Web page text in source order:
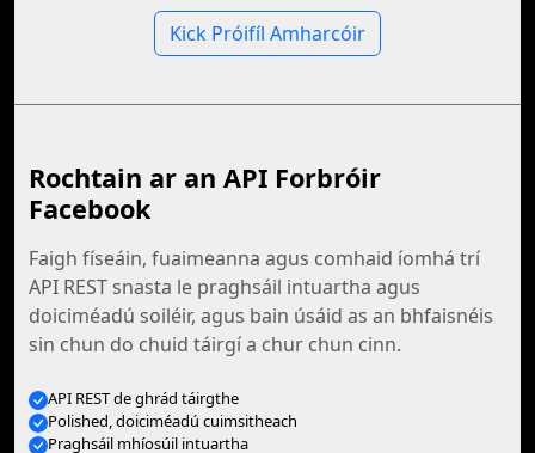
Kick Próifíl Amharcóir
Rochtain ar an API Forbróir
Facebook
Faigh físeáin, fuaimeanna agus comhaid íomhá trí
API REST snasta le praghsáil intuartha agus
doiciméadú soiléir, agus bain úsáid as an bhfaisnéis
sin chun do chuid táirgí a chur chun cinn.
API REST de ghrád táirgthe
Polished, doiciméadú cuimsitheach
Praghsáil mhíosúil intuartha